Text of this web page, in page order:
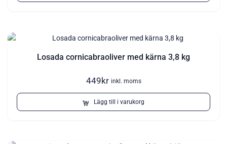
Losada cornicabraoliver med kärna 3,8 kg
449kr inkl. moms
Lägg till i varukorg